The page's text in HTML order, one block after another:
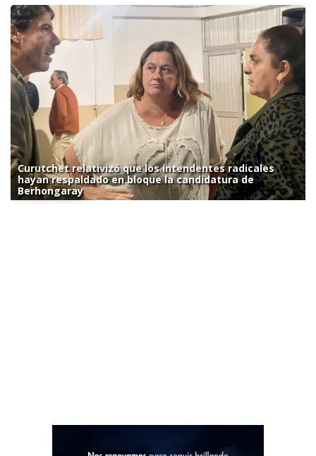
Curutchet relativizó que los intendentes radicales
hayan respaldado en bloque la candidatura de
Berhongaray